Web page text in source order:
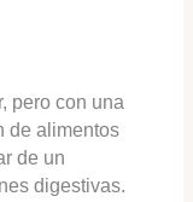
pero con una
de alimentos
de un
digestivas.